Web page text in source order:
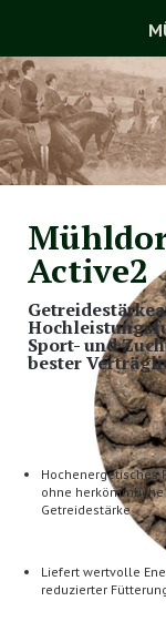
Active2
Sport- und
bester
Hochenergetisches
ohne herkömmliche
Getreidestärke
Liefert wertvolle
reduzierter